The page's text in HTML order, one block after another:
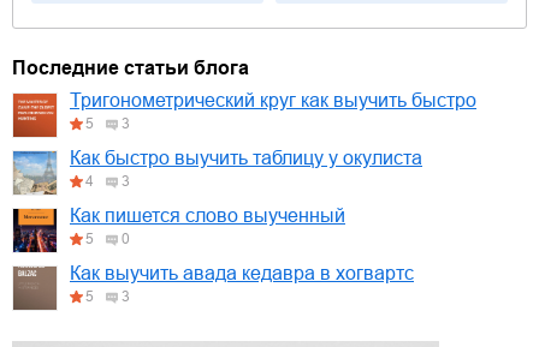
Последние статьи блога
Тригонометрический круг как выучить быстро
5 3
Как быстро выучить таблицу у окулиста
4 3
Как пишется слово выученный
5 0
Как выучить авада кедавра в хогвартс
5 3